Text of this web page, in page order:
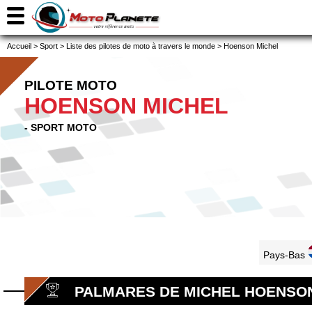
Accueil > Sport > Liste des pilotes de moto à travers le monde > Hoenson Michel
PILOTE MOTO
HOENSON MICHEL
- SPORT MOTO
Pays-Bas
PALMARES DE MICHEL